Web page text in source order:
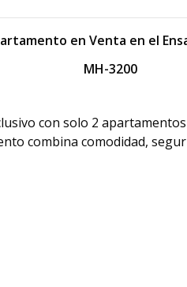
en Venta en el
MH-3200
con solo 2
combina comodidad,